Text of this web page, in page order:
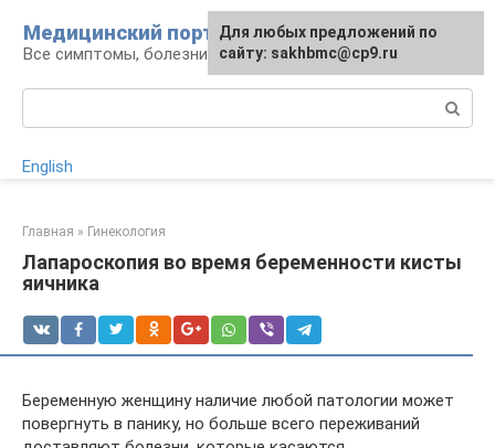
контенту
Медицинский портал
Все симптомы, болезни и их лечение
English
Главная » Гинекология
Лапароскопия во время беременности кисты
яичника
Беременную женщину наличие любой патологии может
повергнуть в панику, но больше всего переживаний
Для любых предложений по
сайту: sakhbmc@cp9.ru